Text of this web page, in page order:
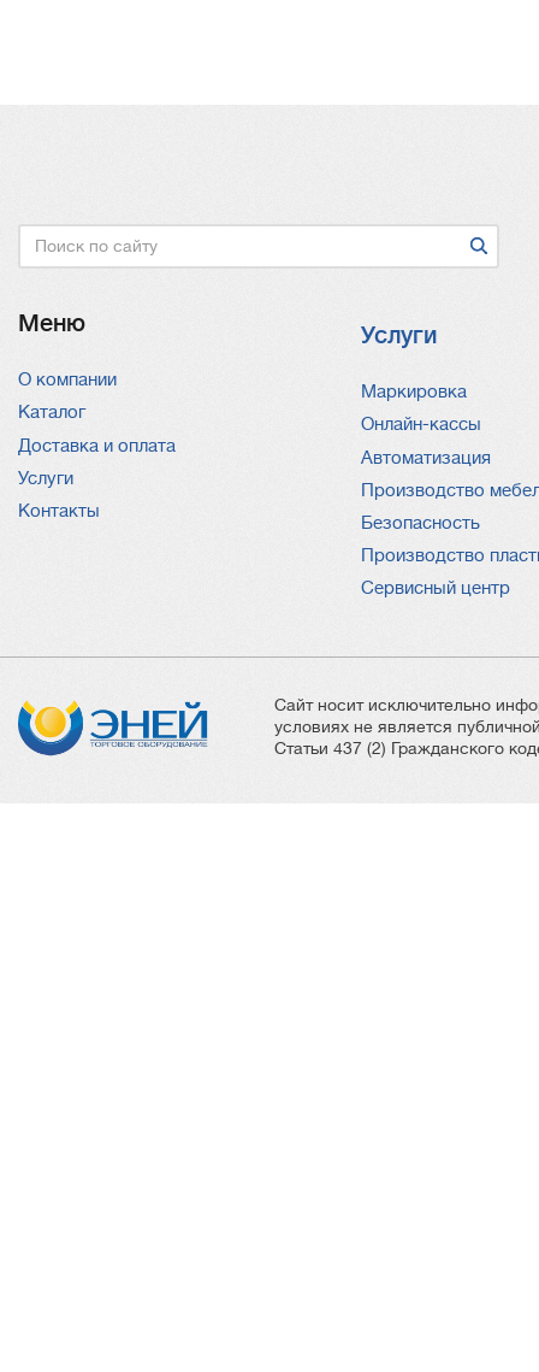
Поиск
Меню
О компании
Каталог
Доставка и оплата
Услуги
Контакты
Услуги
Услуги
Маркировка
Онлайн-кассы
Автоматизация
Производство
Безопасность
Производство
Сервисный центр
Сайт носит исключительно
условиях не является
Статьи 437 (2) Гражданского